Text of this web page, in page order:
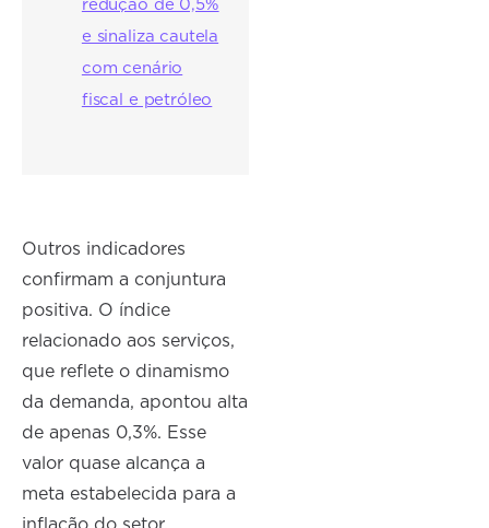
redução de 0,5%
e sinaliza cautela
com cenário
fiscal e petróleo
Outros indicadores
confirmam a conjuntura
positiva. O índice
relacionado aos serviços,
que reflete o dinamismo
da demanda, apontou alta
de apenas 0,3%. Esse
valor quase alcança a
meta estabelecida para a